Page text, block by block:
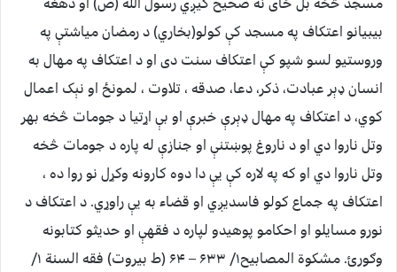
بیبیانو اعتکاف په مسجد کې کولو(بخاري) د رمضان میاشتې په
وروستیو لسو شپو کې اعتکاف سنت دی او د اعتکاف په مهال به
انسان ډېر عبادت، ذکر، دعا، صدقه ، تلاوت ، لمونځ او نېک اعمال
کوي، د اعتکاف په مهال ډېرې خبرې او بې اړتیا د جومات څخه بهر
وتل ناروا دي او د ناروغ پوښتنې او جنازې له پاره د جومات څخه
وتل ناروا دي او که په لاره کې یې دا دوه کارونه وکړل نو روا ده ،
اعتکاف په جماع کولو فاسدیږي او قضاء به یې راوړي. د اعتکاف د
نورو مسایلو او احکامو پوهیدو لپاره د فقهې او حدیثو کتابونه
وګورئ. مشکوة المصابیح۱/ ۶۳۳ – ۶۴ (ط بیروت) فقه السنة ۱/